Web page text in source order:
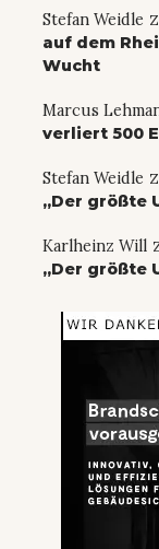
Stefan Weidle
auf dem
Wucht
Marcus
verliert 500
Stefan Weidle
„Der größte
Karlheinz Will
„Der größte